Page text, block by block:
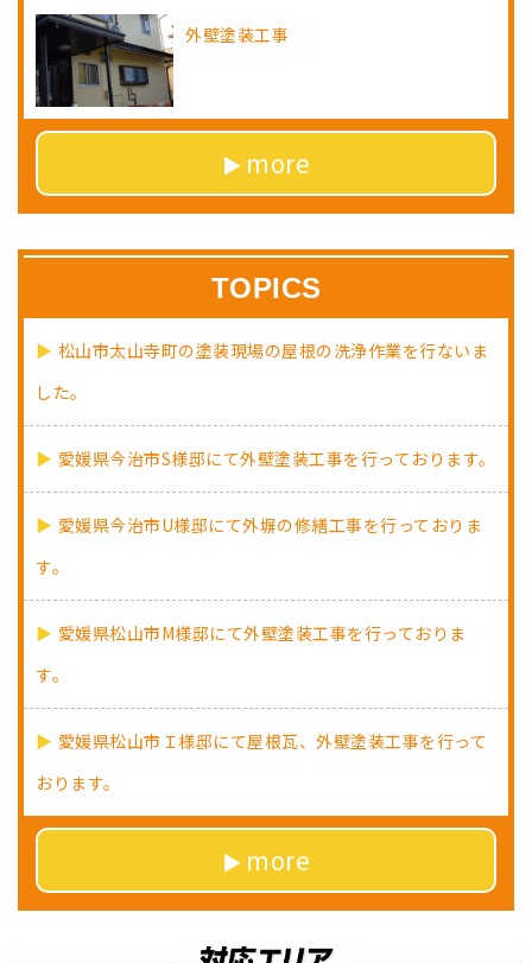
外壁塗装工事
more
TOPICS
松山市太山寺町の塗装現場の屋根の洗浄作業を行ないま
した。
愛媛県今治市S様邸にて外壁塗装工事を行っております。
愛媛県今治市U様邸にて外塀の修繕工事を行っておりま
す。
愛媛県松山市M様邸にて外壁塗装工事を行っておりま
す。
愛媛県松山市Ｉ様邸にて屋根瓦、外壁塗装工事を行って
おります。
more